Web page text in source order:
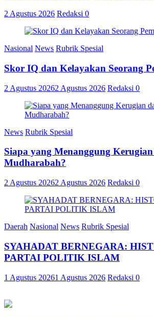
2 Agustus 2026 Redaksi 0
Nasional News Rubrik Spesial
Skor IQ dan Kelayakan Seorang
2 Agustus 20262 Agustus 2026 Redaksi 0
News Rubrik Spesial
Siapa yang Menanggung
Mudharabah?
2 Agustus 20262 Agustus 2026 Redaksi 0
Daerah Nasional News Rubrik Spesial
SYAHADAT BERNEGARA:
PARTAI POLITIK ISLAM
1 Agustus 20261 Agustus 2026 Redaksi 0